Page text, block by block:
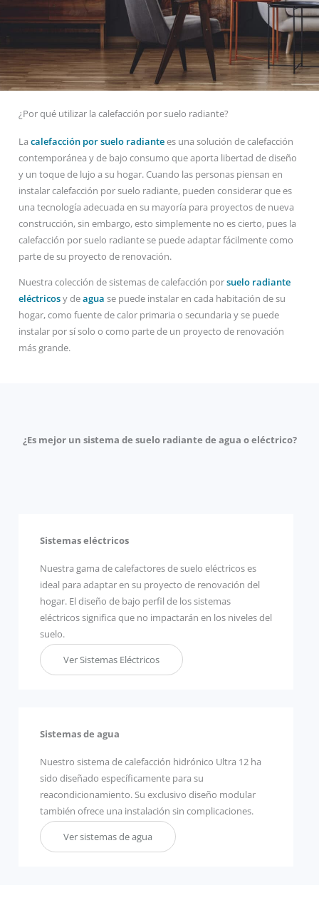
¿Por qué utilizar la calefacción por suelo radiante?
La calefacción por suelo radiantees una solución de calefacción
contemporánea y de bajo consumo que aporta libertad de diseño
y un toque de lujo a su hogar. Cuando las personas piensan en
instalar calefacción por suelo radiante, pueden considerar que es
una tecnología adecuada en su mayoría para proyectos de nueva
construcción, sin embargo, esto simplemente no es cierto, pues la
calefacción por suelo radiante se puede adaptar fácilmente como
parte de su proyecto de renovación.
Nuestra colección de sistemas de calefacción porsuelo radiante
eléctricosy deagua se puede instalar en cada habitación de su
hogar, como fuente de calor primaria o secundaria y se puede
instalar por sí solo o como parte de un proyecto de renovación
más grande.
¿Es mejor un sistema de suelo radiante de agua o eléctrico?
Sistemas eléctricos
Nuestra gama de calefactores de suelo eléctricos es
ideal para adaptar en su proyecto de renovación del
hogar. El diseño de bajo perfil de los sistemas
eléctricos significa que no impactarán en los niveles del
suelo.
Ver Sistemas Eléctricos
Sistemas de agua
Nuestro sistema de calefacción hidrónico Ultra 12 ha
sido diseñado específicamente para su
reacondicionamiento. Su exclusivo diseño modular
también ofrece una instalación sin complicaciones.
Ver sistemas de agua